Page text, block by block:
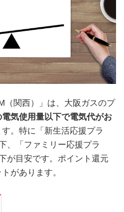
（関西）」は、大阪ガスのプ
気使用量以下で電気代がお
。特に「新生活応援プラ
、「ファミリー応援プラ
が目安です。ポイント還元
があります。